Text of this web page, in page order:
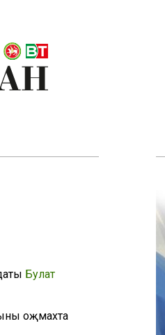
Булат
оҗмахта